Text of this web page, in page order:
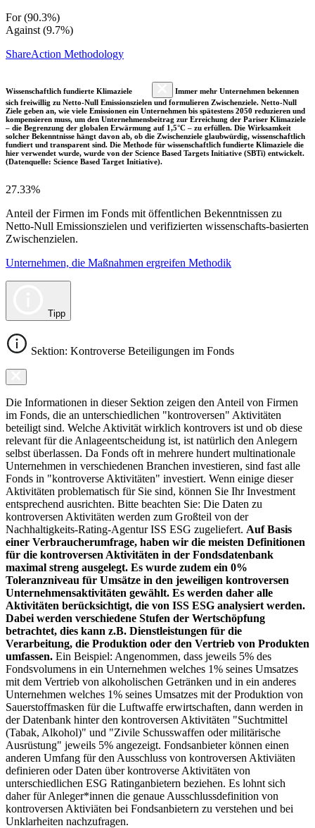
For (90.3%)
Against (9.7%)
ShareAction Methodology
Wissenschaftlich fundierte Klimaziele
Immer mehr Unternehmen bekennen
sich freiwillig zu Netto-Null Emissionszielen und formulieren Zwischenziele. Netto-Null
Ziele geben an, wie viele Emissionen ein Unternehmen bis spätestens 2050 reduzieren und
kompensieren muss, um den Unternehmensbeitrag zur Erreichung der Pariser Klimaziele
– die Begrenzung der globalen Erwärmung auf 1,5°C – zu erfüllen. Die Wirksamkeit
solcher Bekenntnisse hängt davon ab, ob die Zwischenziele glaubwürdig, wissenschaftlich
fundiert und transparent sind. Die Methode für wissenschaftlich fundierte Klimaziele die
hier verwendet wurde, wurde von der Science Based Targets Initiative (SBTi) entwickelt.
(Datenquelle: Science Based Target Initiative).
27.33%
Anteil der Firmen im Fonds mit öffentlichen Bekenntnissen zu
Netto-Null Emissionszielen und verifizierten wissenschafts-basierten
Zwischenzielen.
Unternehmen, die Maßnahmen ergreifen Methodik
Tipp
Sektion: Kontroverse Beteiligungen im Fonds
Die Informationen in dieser Sektion zeigen den Anteil von Firmen
im Fonds, die an unterschiedlichen "kontroversen" Aktivitäten
beteiligt sind. Welche Aktivität wirklich kontrovers ist und ob diese
relevant für die Anlageentscheidung ist, ist natürlich den Anlegern
selbst überlassen. Da Fonds oft in mehrere hundert multinationale
Unternehmen in verschiedenen Branchen investieren, sind fast alle
Fonds in "kontroverse Aktivitäten" investiert. Wenn einige dieser
Aktivitäten problematisch für Sie sind, können Sie Ihr Investment
entsprechend ausrichten. Bitte beachten Sie: Die Daten zu
kontroversen Aktivitäten werden zum Großteil von der
Nachhaltigkeits-Rating-Agentur ISS ESG zugeliefert. Auf Basis
einer Verbraucherumfrage, haben wir die meisten Definitionen
für die kontroversen Aktivitäten in der Fondsdatenbank
maximal streng ausgelegt. Es wurde zudem ein 0%
Toleranzniveau für Umsätze in den jeweiligen kontroversen
Unternehmensaktivitäten gewählt. Es werden daher alle
Aktivitäten berücksichtigt, die von ISS ESG analysiert werden.
Dabei werden verschiedene Stufen der Wertschöpfung
betrachtet, dies kann z.B. Dienstleistungen für die
Verarbeitung, die Produktion oder den Vertrieb von Produkten
umfassen. Ein Beispiel: Angenommen, dass jeweils 5% des
Fondsvolumens in ein Unternehmen welches 1% seines Umsatzes
mit dem Vertrieb von alkoholischen Getränken und in ein anderes
Unternehmen welches 1% seines Umsatzes mit der Produktion von
Sauerstoffmasken für die Luftwaffe erwirtschaften, dann werden in
der Datenbank hinter den kontroversen Aktivitäten "Suchtmittel
(Tabak, Alkohol)" und "Zivile Schusswaffen oder militärische
Ausrüstung" jeweils 5% angezeigt. Fondsanbieter können einen
anderen Umfang für den Ausschluss von kontroversen Aktiviäten
definieren oder Daten über kontroverse Aktivitäten von
unterschiedlichen ESG Ratinganbietern beziehen. Es lohnt sich
daher für Anleger*innen die genaue Ausschlussdefinition von
kontroversen Aktiviäten bei Fondsanbietern zu verstehen und bei
Unklarheiten nachzufragen.